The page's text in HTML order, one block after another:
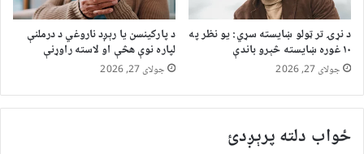
د نړۍ تر ټولو ښایسته سړي: یو نظر په
۱۰ غوره ښایسته څېرو باندې
جولای 27, 2026
د پارکینسن یا رېږد ناروغي د درملنې
لپاره نوې هڅې او لاسته راوړنې
جولای 27, 2026
ځواب دلته پرېږدئ